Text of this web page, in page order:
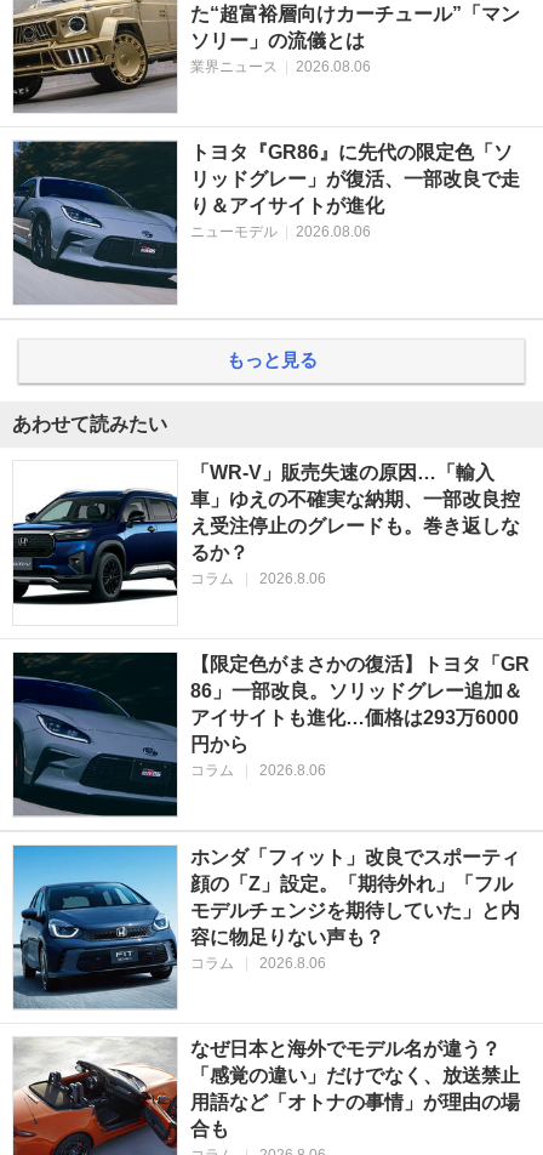
た“超富裕層向けカーチュール”「マン
ソリー」の流儀とは
業界ニュース 2026.08.06
トヨタ『GR86』に先代の限定色「ソ
リッドグレー」が復活、一部改良で走
り＆アイサイトが進化
ニューモデル 2026.08.06
もっと見る
あわせて読みたい
「WR-V」販売失速の原因…「輸入
車」ゆえの不確実な納期、一部改良控
え受注停止のグレードも。巻き返しな
るか？
コラム 2026.8.06
【限定色がまさかの復活】トヨタ「GR
86」一部改良。ソリッドグレー追加＆
アイサイトも進化…価格は293万6000
円から
コラム 2026.8.06
ホンダ「フィット」改良でスポーティ
顔の「Z」設定。「期待外れ」「フル
モデルチェンジを期待していた」と内
容に物足りない声も？
コラム 2026.8.06
なぜ日本と海外でモデル名が違う？
「感覚の違い」だけでなく、放送禁止
用語など「オトナの事情」が理由の場
合も